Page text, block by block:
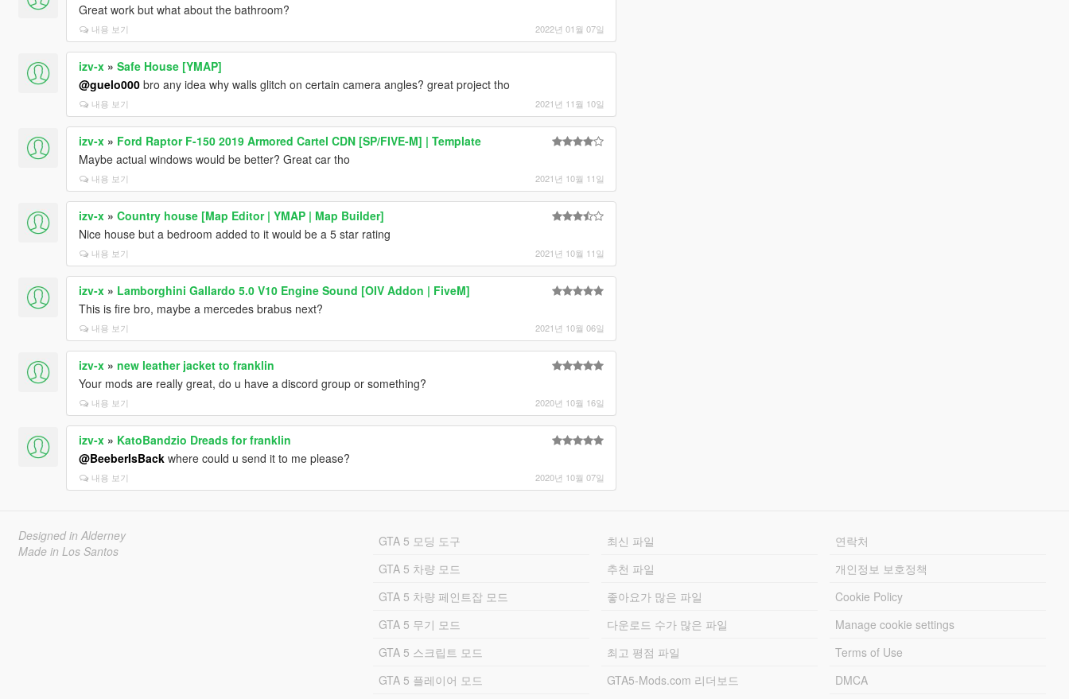
Great work but what about the bathroom?
내용 보기 2022년 01월 07일
izv-x» Safe House [YMAP]
@guelo000bro any idea why walls glitch on certain camera angles? great project tho
내용 보기 2021년 11월 10일
izv-x» Ford Raptor F-150 2019 Armored Cartel CDN [SP/FIVE-M] | Template
Maybe actual windows would be better? Great car tho
내용 보기 2021년 10월 11일
izv-x» Country house [Map Editor | YMAP | Map Builder]
Nice house but a bedroom added to it would be a 5 star rating
내용 보기 2021년 10월 11일
izv-x» Lamborghini Gallardo 5.0 V10 Engine Sound [OIV Addon | FiveM]
This is fire bro, maybe a mercedes brabus next?
내용 보기 2021년 10월 06일
izv-x» new leather jacket to franklin
Your mods are really great, do u have a discord group or something?
내용 보기 2020년 10월 16일
izv-x» KatoBandzio Dreads for franklin
@BeeberIsBackwhere could u send it to me please?
내용 보기 2020년 10월 07일
Designed in Alderney
Made in Los Santos
GTA 5 모딩 도구
GTA 5 차량 모드
GTA 5 차량 페인트잡 모드
GTA 5 무기 모드
GTA 5 스크립트 모드
GTA 5 플레이어 모드
최신 파일
추천 파일
좋아요가 많은 파일
다운로드 수가 많은 파일
최고 평점 파일
GTA5-Mods.com 리더보드
연락처
개인정보 보호정책
Cookie Policy
Manage cookie settings
Terms of Use
DMCA